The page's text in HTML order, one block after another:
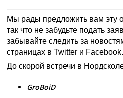
Мы рады предложить вам эту
так что не забудьте подать
забывайте следить за
страницах в Twitter и Facebook.
До скорой встречи в
GroBoiD